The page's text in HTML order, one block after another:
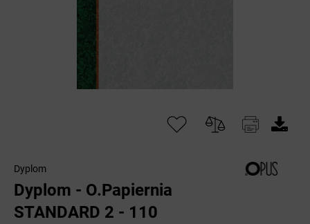
Dyplom
Dyplom - O.Papiernia
STANDARD 2 - 110